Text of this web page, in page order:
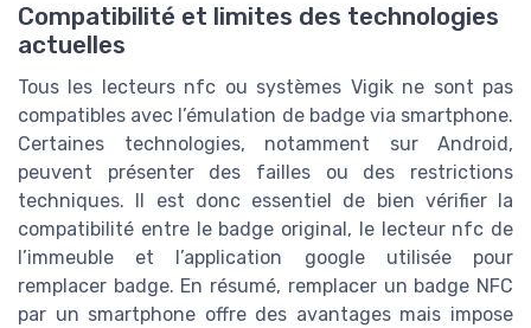
Compatibilité et limites des technologies
actuelles
Tous les lecteurs nfc ou systèmes Vigik ne sont pas
compatibles avec l’émulation de badge via smartphone.
Certaines technologies, notamment sur Android,
peuvent présenter des failles ou des restrictions
techniques. Il est donc essentiel de bien vérifier la
compatibilité entre le badge original, le lecteur nfc de
l’immeuble et l’application google utilisée pour
remplacer badge. En résumé, remplacer un badge NFC
par un smartphone offre des avantages mais impose